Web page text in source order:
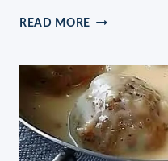
READ MORE
PUDDING
GEFÜLLT